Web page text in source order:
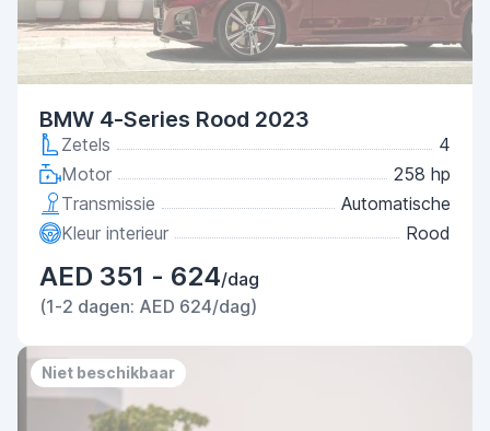
BMW 4-Series Rood 2023
Zetels
4
Motor
258 hp
Transmissie
Automatische
Kleur interieur
Rood
AED 351 - 624/dag
(1-2 dagen: AED 624/dag)
Niet beschikbaar